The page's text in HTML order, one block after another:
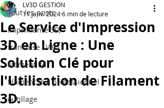
Tout les posts
imprimante 3D,
franchise LV3D,
filament 3d,
filament PLA professionnel
outillage
Le Service d'Impression
3D en Ligne : Une
Solution Clé pour
l'Utilisation de Filament
3D.
LV3D GESTION
11 janv. 20246 min de lecture